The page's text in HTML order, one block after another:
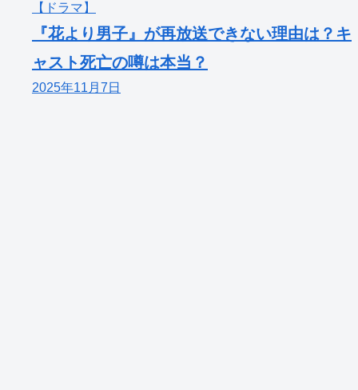
【ドラマ】
『花より男子』が再放送できない理由は？キ
ャスト死亡の噂は本当？
2025年11月7日